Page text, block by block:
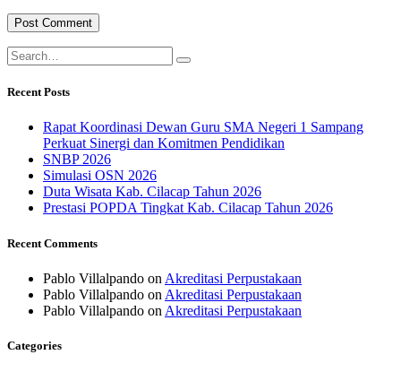
Recent Posts
Rapat Koordinasi Dewan Guru SMA Negeri 1 Sampang
Perkuat Sinergi dan Komitmen Pendidikan
SNBP 2026
Simulasi OSN 2026
Duta Wisata Kab. Cilacap Tahun 2026
Prestasi POPDA Tingkat Kab. Cilacap Tahun 2026
Recent Comments
Pablo Villalpando on Akreditasi Perpustakaan
Pablo Villalpando on Akreditasi Perpustakaan
Pablo Villalpando on Akreditasi Perpustakaan
Categories